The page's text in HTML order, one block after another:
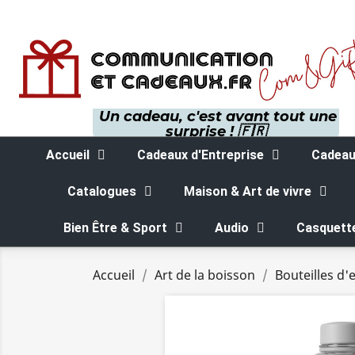
Un cadeau, c'est avant tout une
surprise ! 🇫🇷
Accueil Cadeaux d'Entreprise
Catalogues Maison & Art de vivre
Bien Être & Sport Audio
Accueil Art de la boisson Bouteilles